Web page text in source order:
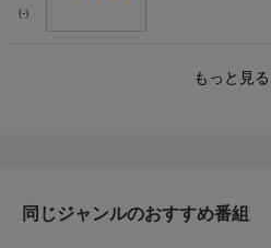
(-)
もっと見
同じジャンルのおすすめ番組